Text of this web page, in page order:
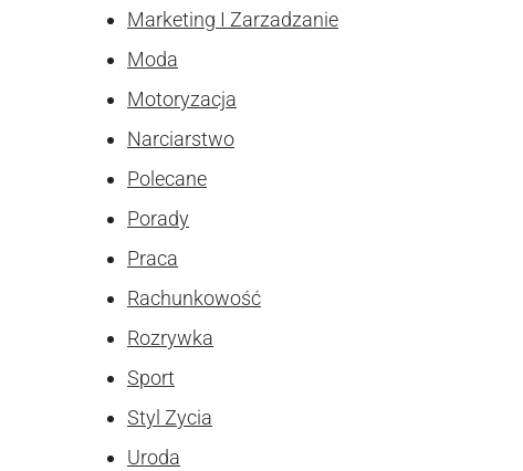
Marketing I Zarzadzanie
Moda
Motoryzacja
Narciarstwo
Polecane
Porady
Praca
Rachunkowość
Rozrywka
Sport
Styl Zycia
Uroda